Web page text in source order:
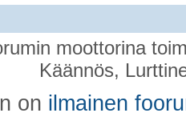
moottorina
Käännös,
on ilmainen